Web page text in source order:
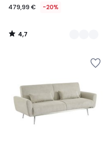
479,99 € -20%
4,7
/